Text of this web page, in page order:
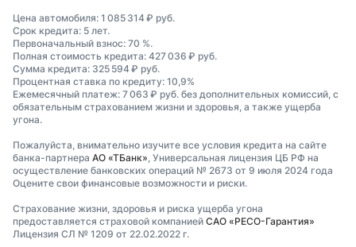
Цена автомобиля: 1 085 314 ₽ руб.
Срок кредита: 5 лет.
Первоначальный взнос: 70 %.
Полная стоимость кредита: 427 036 ₽ руб.
Сумма кредита: 325 594 ₽ руб.
Процентная ставка по кредиту: 10,9%
Ежемесячный платеж: 7 063 ₽ руб. без дополнительных комиссий, с
обязательным страхованием жизни и здоровья, а также ущерба
угона.
Пожалуйста, внимательно изучите все условия кредита на сайте
банка-партнера АО «ТБанк», Универсальная лицензия ЦБ РФ на
осуществление банковских операций № 2673 от 9 июля 2024 года
Оцените свои финансовые возможности и риски.
Страхование жизни, здоровья и риска ущерба угона
предоставляется страховой компанией САО «РЕСО-Гарантия»
Лицензия СЛ № 1209 от 22.02.2022 г.